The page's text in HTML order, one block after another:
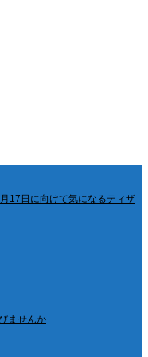
17日に向けて気になるティザ
ませんか